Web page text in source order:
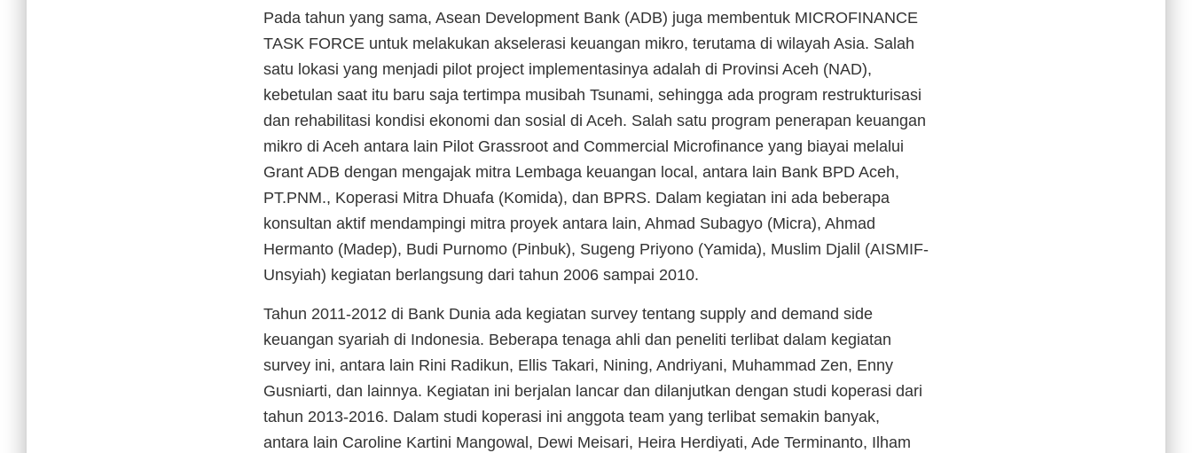
Pada tahun yang sama, Asean Development Bank (ADB) juga membentuk MICROFINANCE
TASK FORCE untuk melakukan akselerasi keuangan mikro, terutama di wilayah Asia. Salah
satu lokasi yang menjadi pilot project implementasinya adalah di Provinsi Aceh (NAD),
kebetulan saat itu baru saja tertimpa musibah Tsunami, sehingga ada program restrukturisasi
dan rehabilitasi kondisi ekonomi dan sosial di Aceh. Salah satu program penerapan keuangan
mikro di Aceh antara lain Pilot Grassroot and Commercial Microfinance yang biayai melalui
Grant ADB dengan mengajak mitra Lembaga keuangan local, antara lain Bank BPD Aceh,
PT.PNM., Koperasi Mitra Dhuafa (Komida), dan BPRS. Dalam kegiatan ini ada beberapa
konsultan aktif mendampingi mitra proyek antara lain, Ahmad Subagyo (Micra), Ahmad
Hermanto (Madep), Budi Purnomo (Pinbuk), Sugeng Priyono (Yamida), Muslim Djalil (AISMIF-
Unsyiah) kegiatan berlangsung dari tahun 2006 sampai 2010.
Tahun 2011-2012 di Bank Dunia ada kegiatan survey tentang supply and demand side
keuangan syariah di Indonesia. Beberapa tenaga ahli dan peneliti terlibat dalam kegiatan
survey ini, antara lain Rini Radikun, Ellis Takari, Nining, Andriyani, Muhammad Zen, Enny
Gusniarti, dan lainnya. Kegiatan ini berjalan lancar dan dilanjutkan dengan studi koperasi dari
tahun 2013-2016. Dalam studi koperasi ini anggota team yang terlibat semakin banyak,
antara lain Caroline Kartini Mangowal, Dewi Meisari, Heira Herdiyati, Ade Terminanto, Ilham